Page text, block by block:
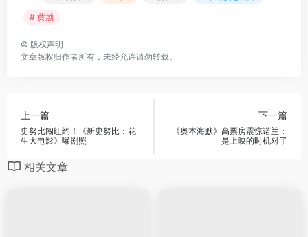
# 黄渤
© 版权声明
文章版权归作者所有，未经允许请勿转载。
上一篇
史努比闯纽约！《新史努比：花
生大电影》曝剧照
下一篇
《奥本海默》高票房震惊诺兰：
是上映的时机对了
相关文章